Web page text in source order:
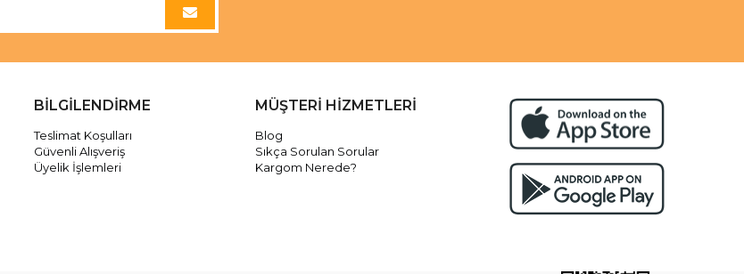
BİLGİLENDİRME
Teslimat Koşulları
Güvenli Alışveriş
Üyelik İşlemleri
MÜŞTERİ HİZMETLERİ
Blog
Sıkça Sorulan Sorular
Kargom Nerede?